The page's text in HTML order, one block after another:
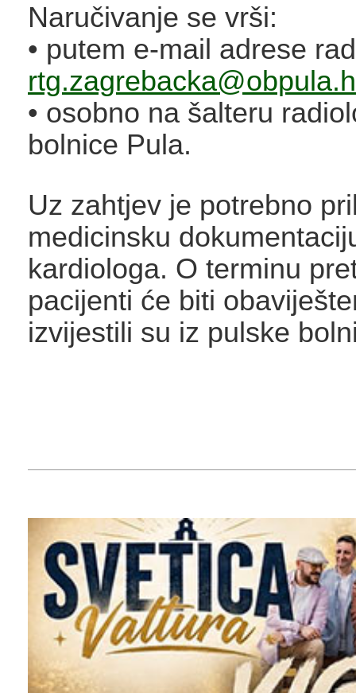
Naručivanje se vrši:
• putem e-mail adrese
• osobno na šalteru
bolnice Pula.
Uz zahtjev je potrebno
medicinsku
kardiologa. O terminu
pacijenti će biti
izvijestili su iz pulske